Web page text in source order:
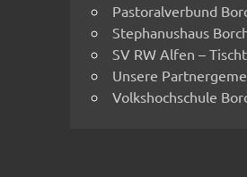
Pastoralverbund
Stephanushaus
SV RW Alfen –
Unsere
Volkshochschule